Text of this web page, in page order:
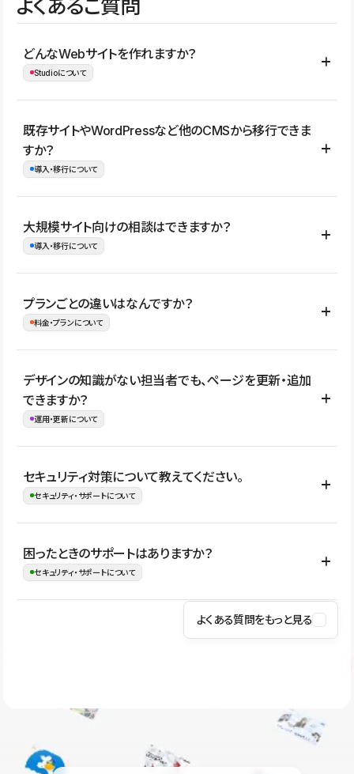
よくあるご質問
どんなWebサイトを作れますか？
Studioについて
コーポレートサイト、サービスサイト、LP、採用サイト、ブロ
グ・メディア、イベントサイト、店舗・商品紹介サイト、ポートフ
ォリオなど幅広く制作できます。
既存サイトやWordPressなど他のCMSから移行できま
すか？
導入・移行について
はい。既存サイトの構成やコンテンツ、URLを整理したうえで、
Studio上に再構築する形で移行できます。 WordPressの場合は、
イト全体のデザインや設定がそのまま移行されるわけではないた
め、移行後にページ構成やデザイン、CMS設計、URL・リダイレク
大規模サイト向けの相談はできますか？
導入・移行について
はい。アクセス規模が大きいサイトや、複数部門での運用、権限管
理、セキュリティ確認、既存システムとの連携など、個別の要件が
ない段階でも、お問い合わせください。
お問合せはこちら
プランごとの違いはなんですか？
料金・プランについて
公開ページ数、バージョン履歴の期間、CMS利用数の上限、権限
管理の有無などがプランごとに異なります。詳しくは料金プランペ
ージをご覧ください。
デザインの知識がない担当者でも、ページを更新・追加
できますか？
運用・更新について
はい。CMSやコンポーネントを活用して更新範囲を設計しておく
ことで、デザインを崩しにくい状態で運用できます。 さらにコン
ながらレイアウトに影響を与えずに更新作業を進めやすくなりま
す。
セキュリティ対策について教えてください。
セキュリティ・サポートについて
Studioでは、公開サイトやサービスを安全に利用できるよう、通信
の暗号化、データ保護、アクセス管理、脆弱性対策など、複数の観
はSSL/TLSによる通信暗号化に対応しており、悪質なスクリプトの
困ったときのサポートはありますか？
セキュリティ・サポートについて
操作方法や機能については、ヘルプセンターでご確認いただけま
ユーザー同士で質問・相談できるコミュニティもご利用ください。
よくある質問をもっと見る